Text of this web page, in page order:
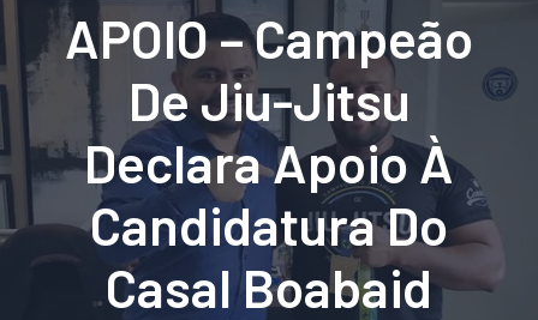
APOIO – Campeão
De Jiu-Jitsu
Declara Apoio À
Candidatura Do
Casal Boabaid